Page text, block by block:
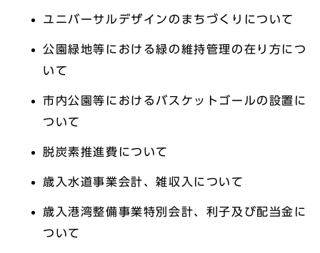
ユニバーサルデザインのまちづくりについて
公園緑地等における緑の維持管理の在り方につ
いて
市内公園等におけるバスケットゴールの設置に
ついて
脱炭素推進費について
歳入水道事業会計、雑収入について
歳入港湾整備事業特別会計、利子及び配当金に
ついて